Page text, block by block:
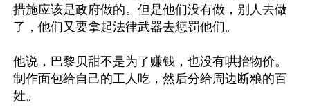
措施应该是政府做的。但是他们没有做，别人去做
了，他们又要拿起法律武器去惩罚他们。
他说，巴黎贝甜不是为了赚钱，也没有哄抬物价。
制作面包给自己的工人吃，然后分给周边断粮的百
姓。